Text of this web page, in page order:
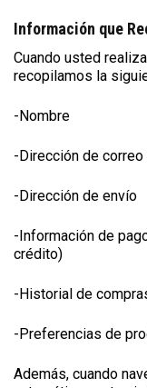
Información que
Cuando usted
recopilamos la
-Nombre
-Dirección de
-Dirección de envío
-Información de
crédito)
-Historial de
-Preferencias de
Además, cuando